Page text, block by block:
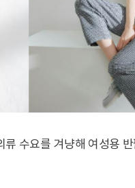
수요를 겨냥해 여성용